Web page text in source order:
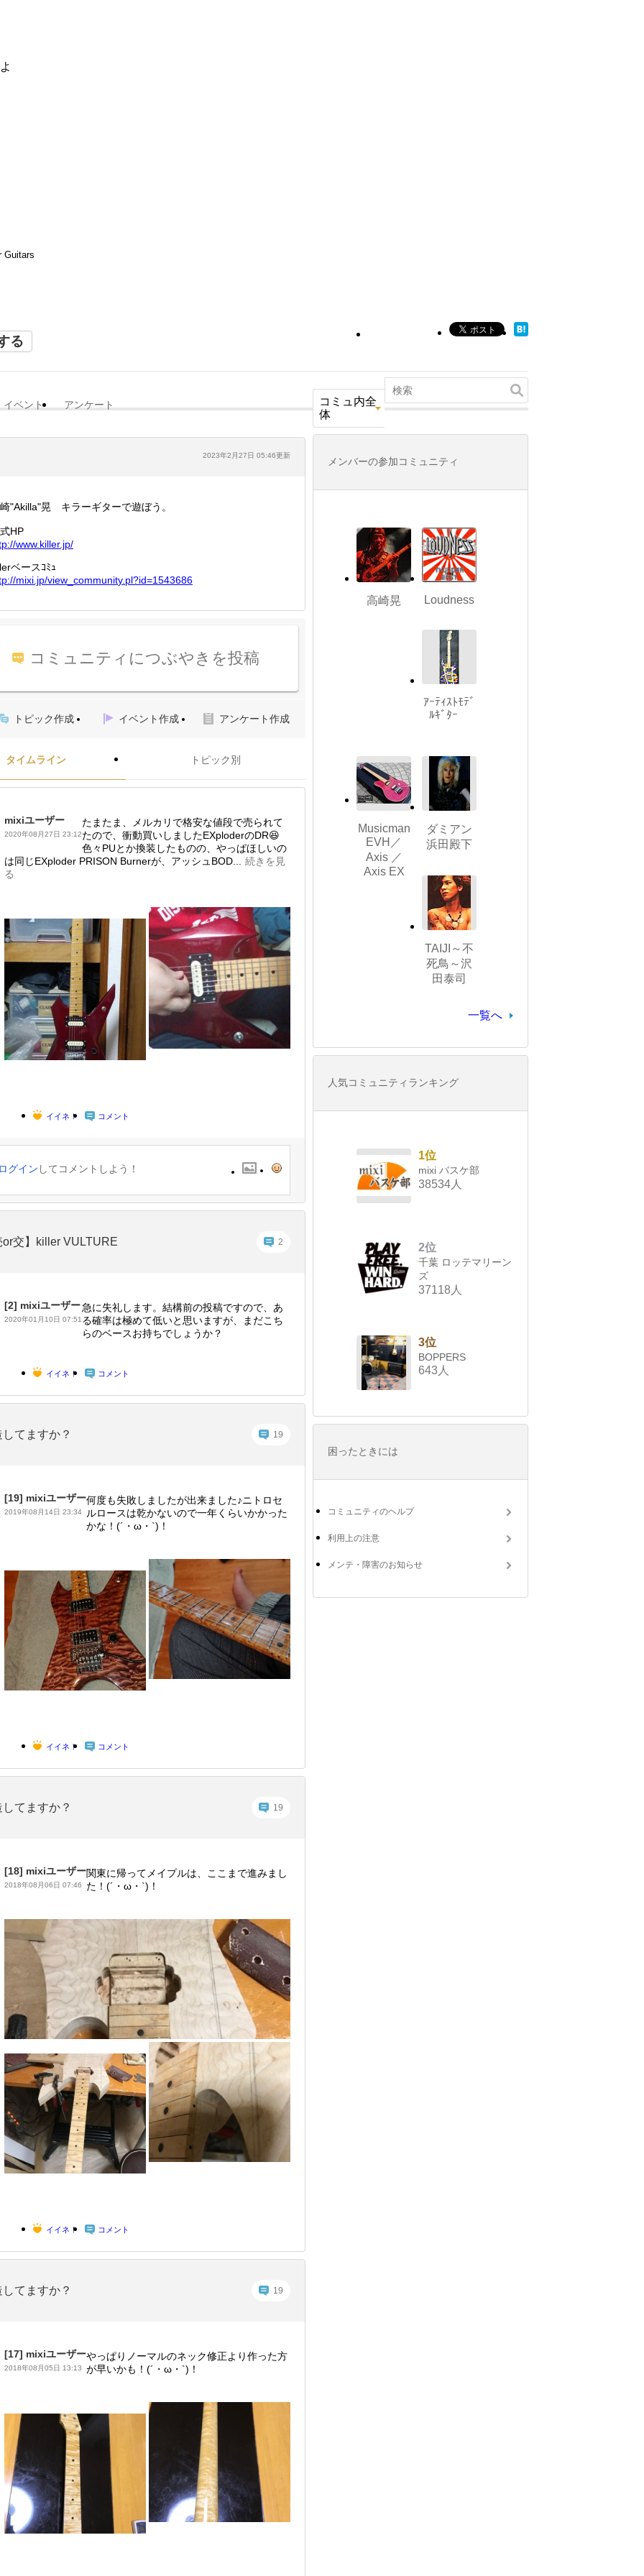
Guitars
る
イベント アンケート
コミュ内全
体
2023年2月27日 05:46更新
"Akilla"晃 キラーギターで遊ぼう。
HP
www.killer.jp/
ベースｺﾐｭ
mixi.jp/view_community.pl?id=1543686
コミュニティにつぶやきを投稿
トピック作成 イベント作成 アンケート作成
タイムライン トピック別
mixiユーザー
2020年08月27日 23:12
たまたま、メルカリで格安な値段で売られて
たので、衝動買いしましたEXploderのDR😆
色々PUとか換装したものの、やっぱほしいの
は同じEXploder PRISON Burnerが、アッシュBOD...
続きを見
る
イイネ！ コメント
グイン してコメントしよう！
or交】killer VULTURE 2
[2] mixiユーザー
2020年01月10日 07:51
急に失礼します。結構前の投稿ですので、あ
る確率は極めて低いと思いますが、まだこち
らのベースお持ちでしょうか？
イイネ！ コメント
てますか？ 19
[19] mixiユーザー
2019年08月14日 23:34
何度も失敗しましたが出来ました♪ニトロセ
ルロースは乾かないので一年くらいかかった
かな！(´・ω・`)！
イイネ！ コメント
てますか？ 19
[18] mixiユーザー
2018年08月06日 07:46
関東に帰ってメイプルは、ここまで進みまし
た！(´・ω・`)！
イイネ！ コメント
てますか？ 19
[17] mixiユーザー
2018年08月05日 13:13
やっぱりノーマルのネック修正より作った方
が早いかも！(´・ω・`)！
メンバーの参加コミュニティ
高崎晃 Loudness
ｱｰﾃｨｽﾄﾓﾃﾞ
ﾙｷﾞﾀｰ
Musicman
EVH／
Axis ／
Axis EX
ダミアン
浜田殿下
TAIJI～不
死鳥～沢
田泰司
一覧へ
人気コミュニティランキング
1位
mixi バスケ部
38534人
2位
千葉 ロッテマリーン
ズ
37118人
3位
BOPPERS
643人
困ったときには
コミュニティのヘルプ
利用上の注意
メンテ・障害のお知らせ